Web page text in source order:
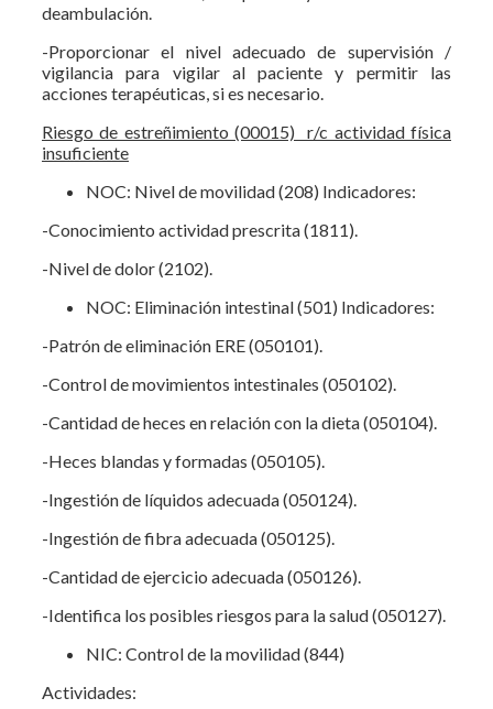
deambulación.
-Proporcionar el nivel adecuado de supervisión /
vigilancia para vigilar al paciente y permitir las
acciones terapéuticas, si es necesario.
Riesgo de estreñimiento (00015) r/c actividad física
insuficiente
NOC: Nivel de movilidad (208) Indicadores:
-Conocimiento actividad prescrita (1811).
-Nivel de dolor (2102).
NOC: Eliminación intestinal (501) Indicadores:
-Patrón de eliminación ERE (050101).
-Control de movimientos intestinales (050102).
-Cantidad de heces en relación con la dieta (050104).
-Heces blandas y formadas (050105).
-Ingestión de líquidos adecuada (050124).
-Ingestión de fibra adecuada (050125).
-Cantidad de ejercicio adecuada (050126).
-Identifica los posibles riesgos para la salud (050127).
NIC: Control de la movilidad (844)
Actividades: